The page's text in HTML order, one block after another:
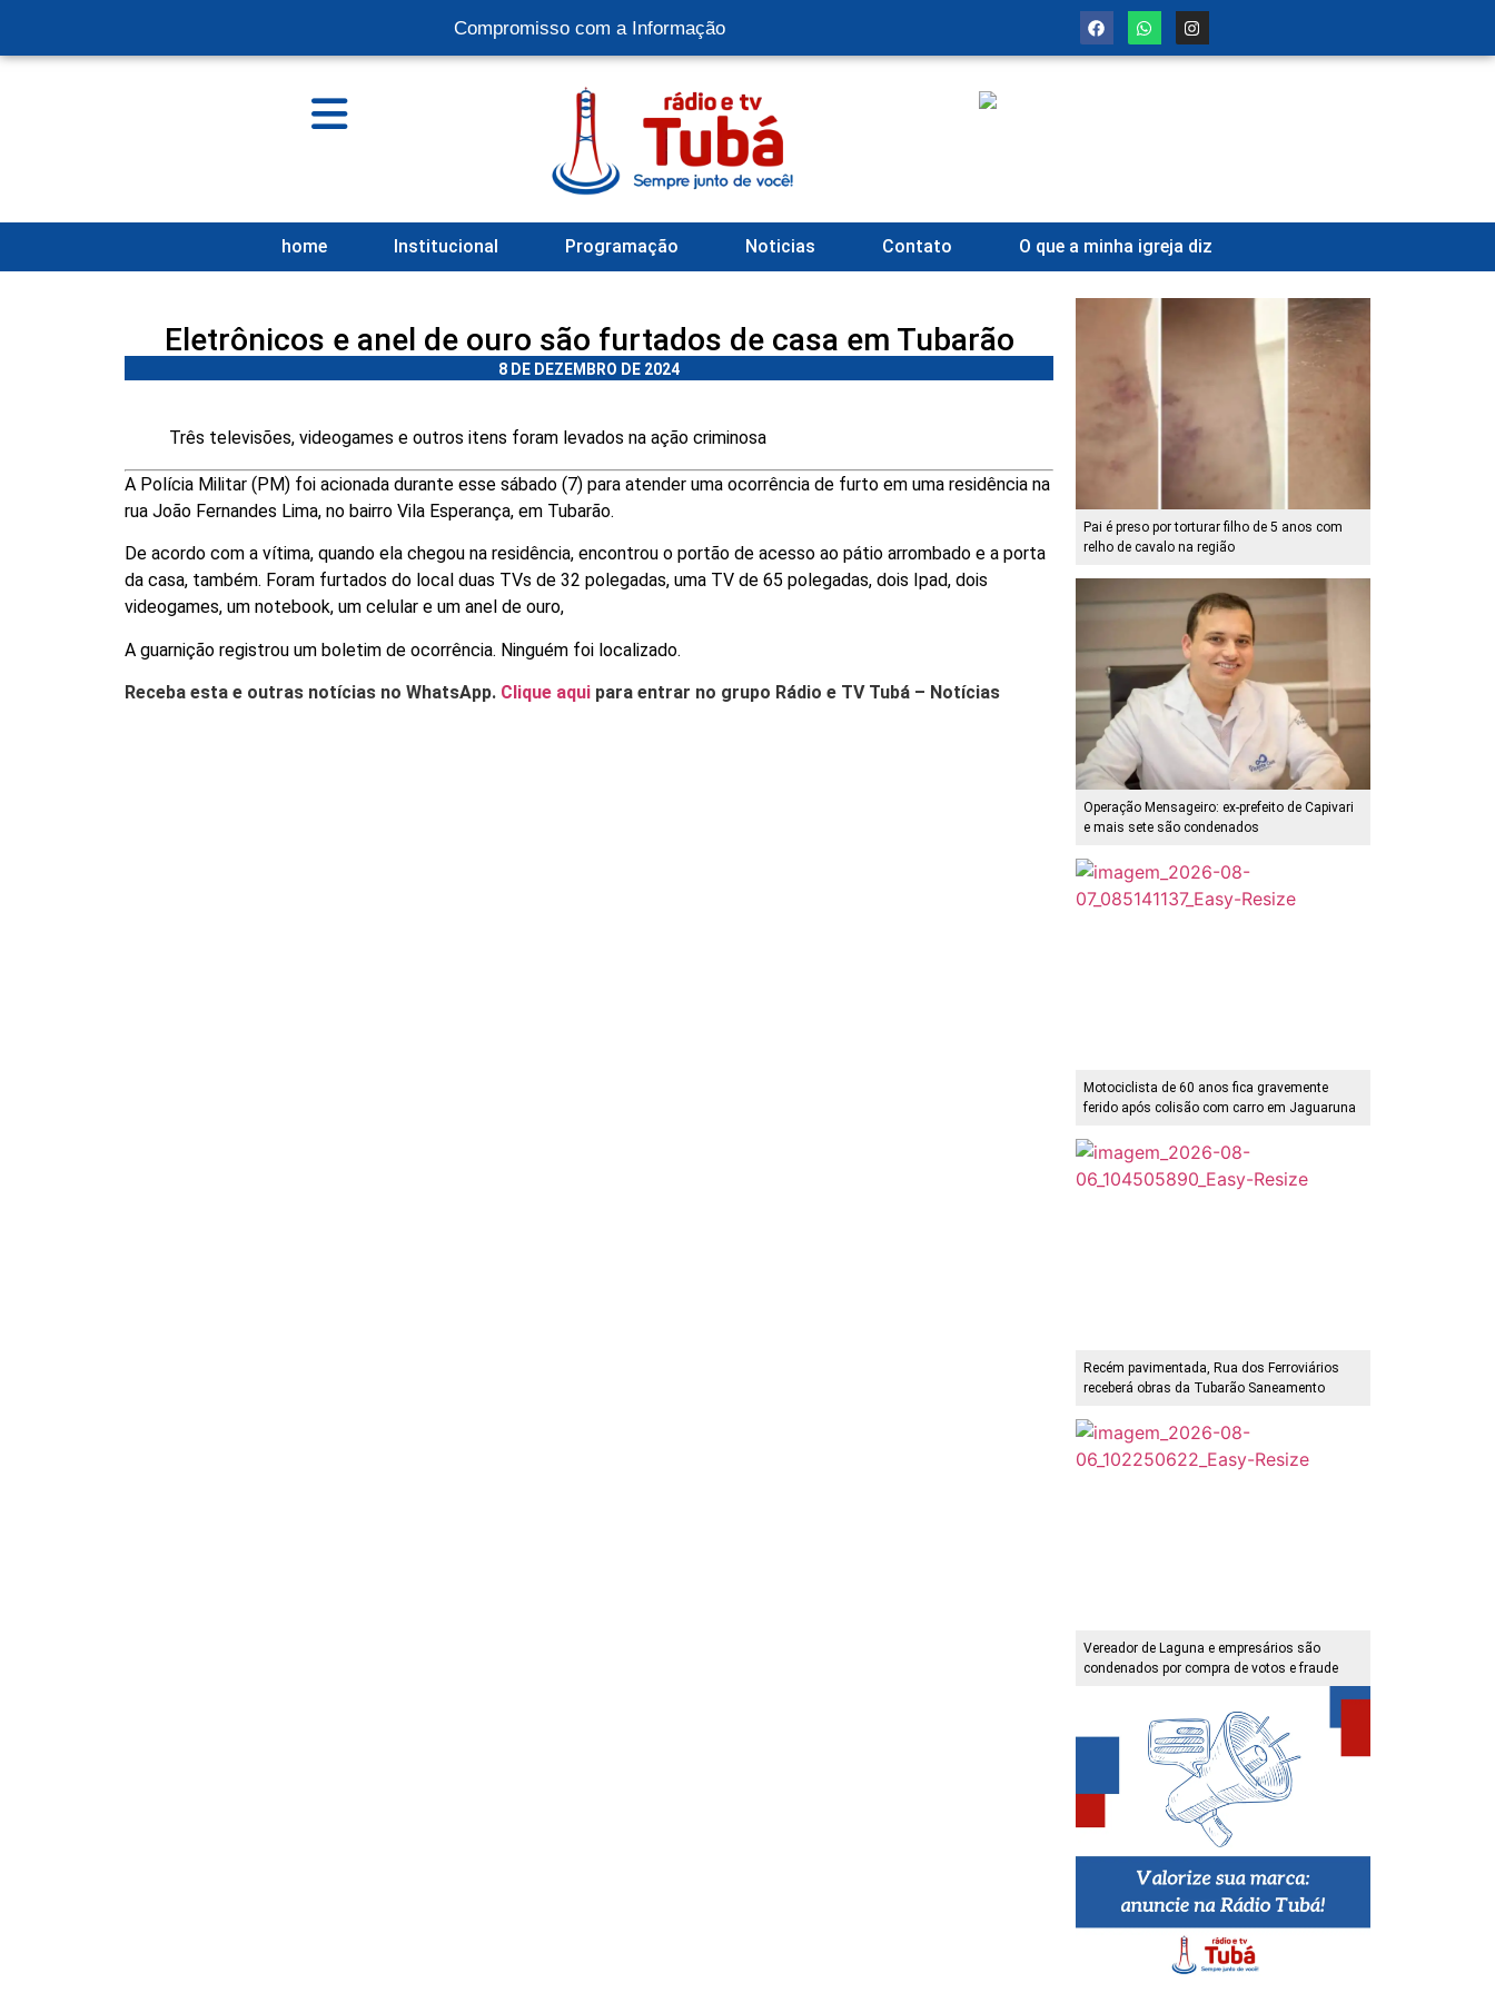
Compromisso com a Informação
home Institucional Programação Noticias Contato O que a minha igreja diz
Eletrônicos e anel de ouro são furtados de casa em Tubarão
8 DE DEZEMBRO DE 2024
Três televisões, videogames e outros itens foram levados na ação criminosa
A Polícia Militar (PM) foi acionada durante esse sábado (7) para atender uma ocorrência de furto em uma residência na
rua João Fernandes Lima, no bairro Vila Esperança, em Tubarão.
De acordo com a vítima, quando ela chegou na residência, encontrou o portão de acesso ao pátio arrombado e a porta
da casa, também. Foram furtados do local duas TVs de 32 polegadas, uma TV de 65 polegadas, dois Ipad, dois
videogames, um notebook, um celular e um anel de ouro,
A guarnição registrou um boletim de ocorrência. Ninguém foi localizado.
Receba esta e outras notícias no WhatsApp. Clique aqui para entrar no grupo Rádio e TV Tubá – Notícias
Pai é preso por torturar filho de 5 anos com
relho de cavalo na região
Operação Mensageiro: ex-prefeito de Capivari
e mais sete são condenados
Motociclista de 60 anos fica gravemente
ferido após colisão com carro em Jaguaruna
Recém pavimentada, Rua dos Ferroviários
receberá obras da Tubarão Saneamento
Vereador de Laguna e empresários são
condenados por compra de votos e fraude